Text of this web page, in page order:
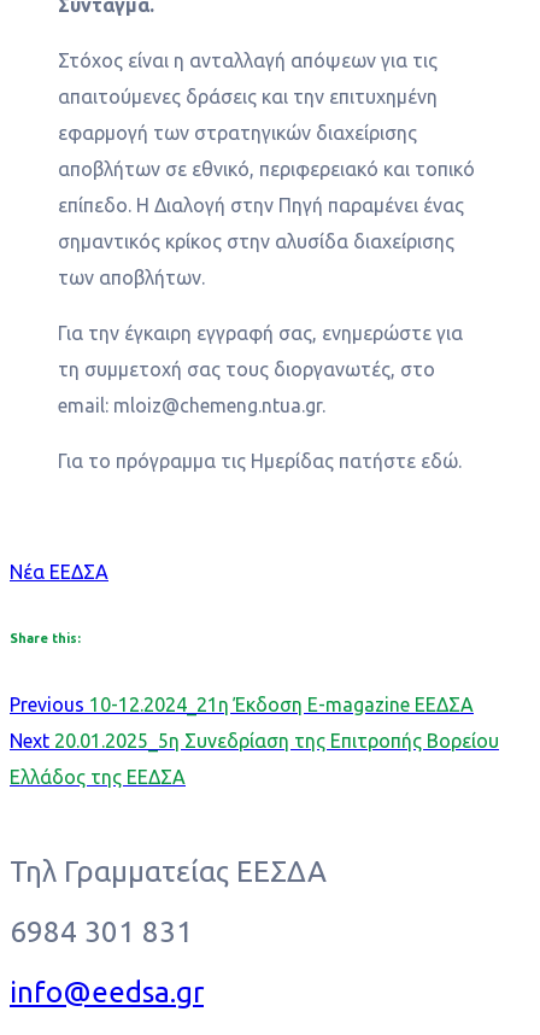
Σύνταγμα.
Στόχος είναι η ανταλλαγή απόψεων για τις
απαιτούμενες δράσεις και την επιτυχημένη
εφαρμογή των στρατηγικών διαχείρισης
αποβλήτων σε εθνικό, περιφερειακό και τοπικό
επίπεδο. Η Διαλογή στην Πηγή παραμένει ένας
σημαντικός κρίκος στην αλυσίδα διαχείρισης
των αποβλήτων.
Για την έγκαιρη εγγραφή σας, ενημερώστε για
τη συμμετοχή σας τους διοργανωτές, στο
email: mloiz@chemeng.ntua.gr.
Για το πρόγραμμα τις Ημερίδας πατήστε εδώ.
Categories
Νέα ΕΕΔΣΑ
Share this:
Πλοήγηση
άρθρων
Previous
Post
Previous 10-12.2024_21η Έκδοση Ε-magazine ΕΕΔΣΑ
Next
Post
Next 20.01.2025_5η Συνεδρίαση της Επιτροπής Βορείου
Ελλάδος της ΕΕΔΣΑ
Τηλ Γραμματείας ΕΕΣΔΑ
6984 301 831
info@eedsa.gr